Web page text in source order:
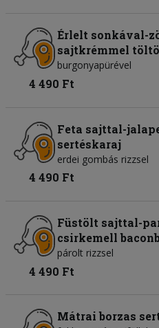
Érlelt sonkával-
sajtkrémmel
burgonyapürével
4 490 Ft
Feta sajttal-
sertéskaraj
erdei gombás rizzsel
4 490 Ft
Füstölt sajttal-
csirkemell
párolt rizzsel
4 490 Ft
Mátrai borzas